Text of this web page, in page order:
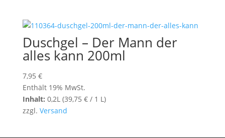
Duschgel – Der Mann der
alles kann 200ml
7,95 €
Enthält 19% MwSt.
Inhalt: 0,2L (39,75 €/ 1 L)
zzgl. Versand